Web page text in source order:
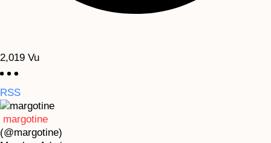
2,019 Vu
RSS
margotine
(@margotine)